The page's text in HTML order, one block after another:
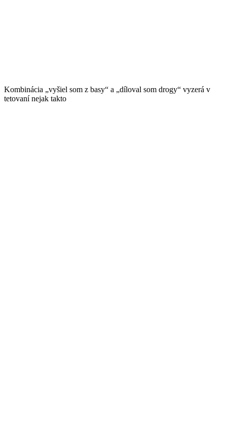
Kombinácia „vyšiel som z basy“ a „díloval som drogy“ vyzerá v
tetovaní nejak takto